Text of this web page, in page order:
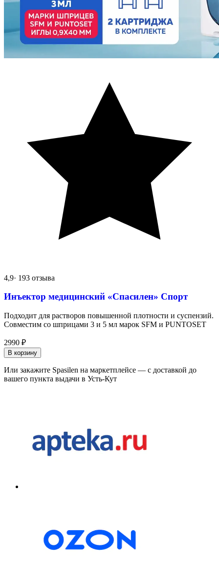
4,9· 193 отзыва
Инъектор медицинский «Спасилен» Спорт
Подходит для растворов повышенной плотности и суспензий.
Совместим со шприцами 3 и 5 мл марок SFM и PUNTOSET
2990 ₽
В корзину
Или закажите Spasilen на маркетплейсе — с доставкой до
вашего пункта выдачи в Усть-Кут